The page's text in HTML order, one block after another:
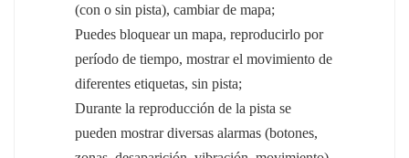
(con o sin pista), cambiar de mapa;
Puedes bloquear un mapa, reproducirlo por
período de tiempo, mostrar el movimiento de
diferentes etiquetas, sin pista;
Durante la reproducción de la pista se
pueden mostrar diversas alarmas (botones,